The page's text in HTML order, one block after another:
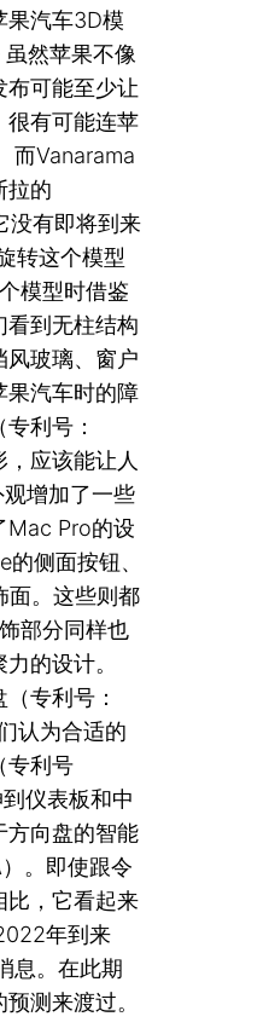
果汽车3D模
然苹果不像
布可能至少让
很有可能连苹
而Vanarama
拉的
没有即将到来
转这个模型
模型时借鉴
看到无柱结构
风玻璃、窗户
果汽车时的障
利号：
应该能让人
增加了一些
Mac Pro的设
侧面按钮、
面。这些则都
部分同样也
的设计。
专利号：
认为合适的
专利号
仪表板和中
方向盘的智能
。即使跟令
比，它看起来
年到来
息。在此期
测来渡过。